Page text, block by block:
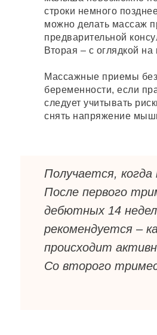
строки немного
можно делать массаж
предварительной
Вторая – с оглядкой на
Массажные приемы
беременности, если
следует учитывать
снять напряжение
Получается,
После первого
дебютных 14
рекомендуется –
происходит
Со второго